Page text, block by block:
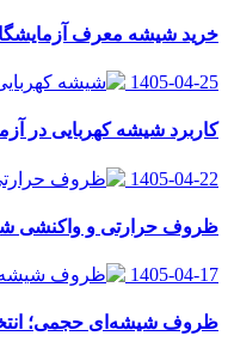
خرید شیشه معرف
1405-04-25
کاربرد شیشه کهربایی در
1405-04-22
ظروف حرارتی و واکنشی
1405-04-17
ظروف شیشه‌ای حجمی؛